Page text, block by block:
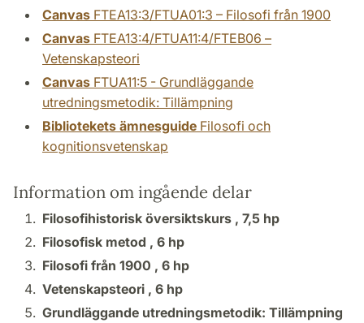
Canvas FTEA13:3/FTUA01:3 – Filosofi från 1900
Canvas FTEA13:4/FTUA11:4/FTEB06 –
Vetenskapsteori
Canvas FTUA11:5 - Grundläggande
utredningsmetodik: Tillämpning
Bibliotekets ämnesguide Filosofi och
kognitionsvetenskap
Information om ingående delar
Filosofihistorisk översiktskurs , 7,5 hp
Filosofisk metod , 6 hp
Filosofi från 1900 , 6 hp
Vetenskapsteori , 6 hp
Grundläggande utredningsmetodik: Tillämpning